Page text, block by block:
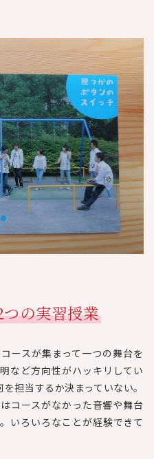
の実習授業
ースが集まって一つの舞台を
など方向性がハッキリしてい
担当するか決まっていない。
コースがなかった音響や舞台
いろいろなことが経験できて